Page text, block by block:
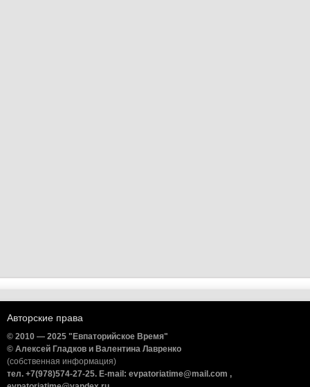
Авторские права
© 2010 — 2025 "Евпаторийское Время"
© Алексей Гладков и Валентина Лавренко
(собственная информация)
тел. +7(978)574-27-25. E-mail: evpatoriatime@mail.com ,